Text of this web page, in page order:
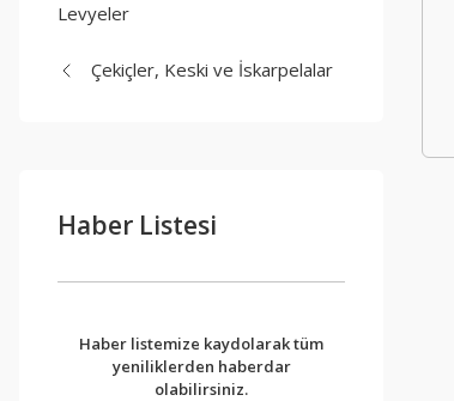
Levyeler
Çekiçler, Keski ve İskarpelalar
Haber Listesi
Haber listemize kaydolarak tüm
yeniliklerden haberdar
olabilirsiniz.